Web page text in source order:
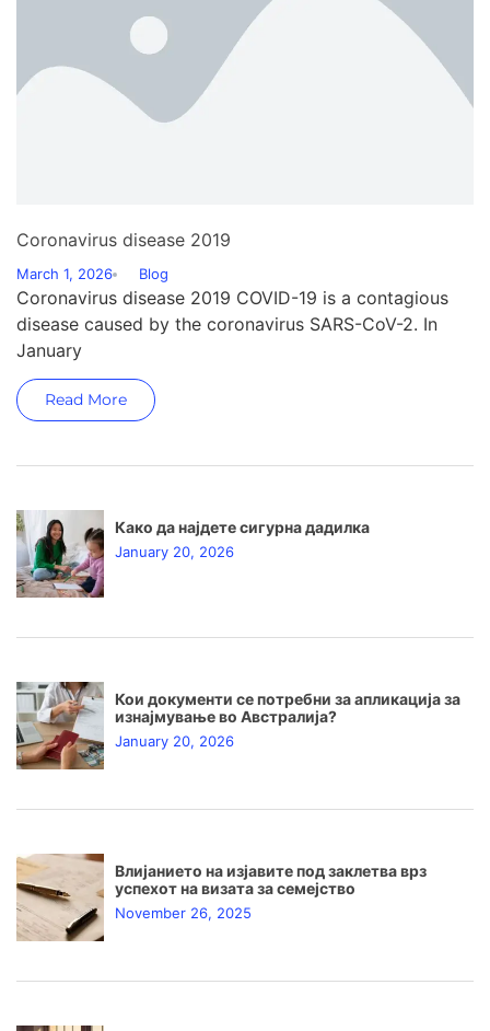
Coronavirus disease 2019
March 1, 2026 Blog
Coronavirus disease 2019 COVID-19 is a contagious
disease caused by the coronavirus SARS-CoV-2. In
January
Read More
Како да најдете сигурна дадилка
January 20, 2026
Кои документи се потребни за апликација за
изнајмување во Австралија?
January 20, 2026
Влијанието на изјавите под заклетва врз
успехот на визата за семејство
November 26, 2025